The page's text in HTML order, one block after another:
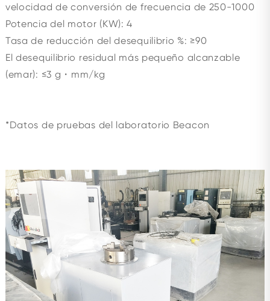
velocidad de conversión de frecuencia de 250-1000
Potencia del motor (KW): 4
Tasa de reducción del desequilibrio %: ≥90
El desequilibrio residual más pequeño alcanzable
(emar): ≤3 g・mm/kg
*Datos de pruebas del laboratorio Beacon